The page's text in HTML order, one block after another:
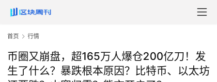
首页 行情
币圈又崩盘，超165万人爆仓200亿刀！发
生了什么？暴跌根本原因？比特币、以太坊